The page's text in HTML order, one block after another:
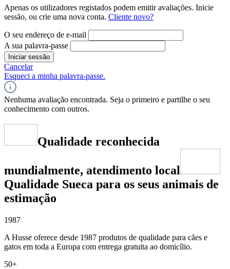
Apenas os utilizadores registados podem emitir avaliações. Inicie
sessão, ou crie uma nova conta. Cliente novo?
O seu endereço de e-mail
A sua palavra-passe
Iniciar sessão
Cancelar
Esqueci a minha palavra-passe.
Nenhuma avaliação encontrada. Seja o primeiro e partilhe o seu
conhecimento com outros.
Qualidade reconhecida
mundialmente, atendimento local
Qualidade Sueca para os seus animais de
estimação
1987
A Husse oferece desde 1987 produtos de qualidade para cães e
gatos em toda a Europa com entrega gratuita ao domicílio.
50+